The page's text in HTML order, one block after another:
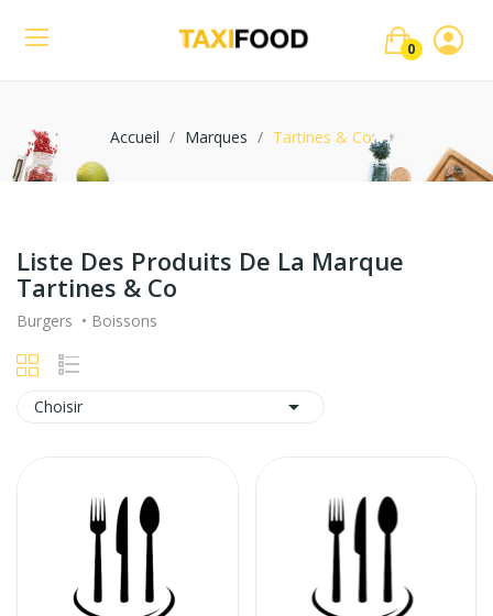
0
Accueil Marques Tartines & Co
Liste Des Produits De La Marque
Tartines & Co
Burgers • Boissons
Choisir 